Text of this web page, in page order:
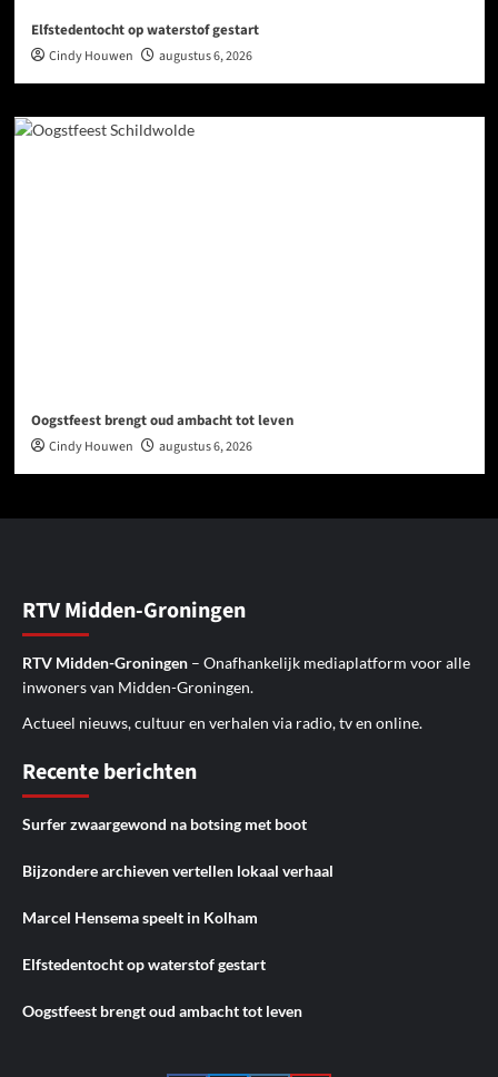
Elfstedentocht op waterstof gestart
Cindy Houwen augustus 6, 2026
Oogstfeest brengt oud ambacht tot leven
Cindy Houwen augustus 6, 2026
RTV Midden-Groningen
RTV Midden-Groningen – Onafhankelijk mediaplatform voor alle
inwoners van Midden-Groningen.
Actueel nieuws, cultuur en verhalen via radio, tv en online.
Recente berichten
Surfer zwaargewond na botsing met boot
Bijzondere archieven vertellen lokaal verhaal
Marcel Hensema speelt in Kolham
Elfstedentocht op waterstof gestart
Oogstfeest brengt oud ambacht tot leven